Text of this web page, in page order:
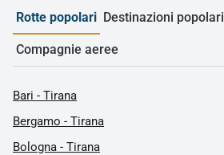
Rotte popolari Destinazioni popolari
Compagnie aeree
Bari - Tirana
Bergamo - Tirana
Bologna - Tirana